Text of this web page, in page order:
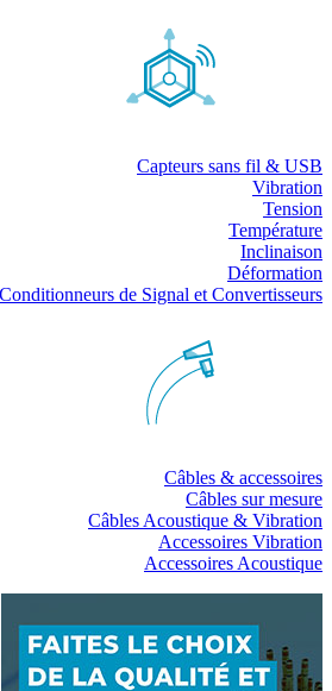
Capteurs sans fil & USB
Vibration
Tension
Température
Inclinaison
Déformation
Conditionneurs de Signal et Convertisseurs
Câbles & accessoires
Câbles sur mesure
Câbles Acoustique & Vibration
Accessoires Vibration
Accessoires Acoustique